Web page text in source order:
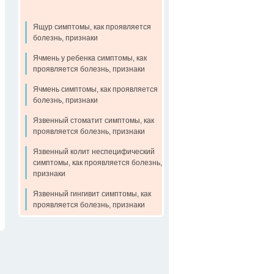
Ящур симптомы, как проявляется
болезнь, признаки
Ячмень у ребенка симптомы, как
проявляется болезнь, признаки
Ячмень симптомы, как проявляется
болезнь, признаки
Язвенный стоматит симптомы, как
проявляется болезнь, признаки
Язвенный колит неспецифический
симптомы, как проявляется болезнь,
признаки
Язвенный гингивит симптомы, как
проявляется болезнь, признаки